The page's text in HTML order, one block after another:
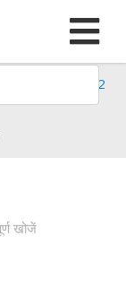
Srote - 2022
खोजें